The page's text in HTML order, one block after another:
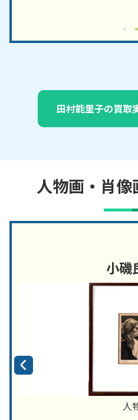
田村能里子の買取
人物画・肖
小磯
人